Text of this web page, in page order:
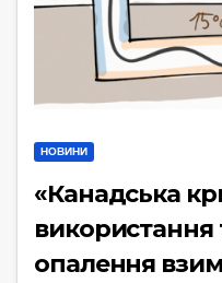
НОВИНИ
«Канадська
використання
опалення